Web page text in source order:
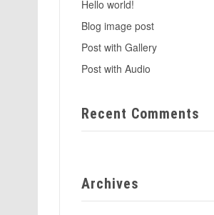
Hello world!
Blog image post
Post with Gallery
Post with Audio
Recent Comments
Archives